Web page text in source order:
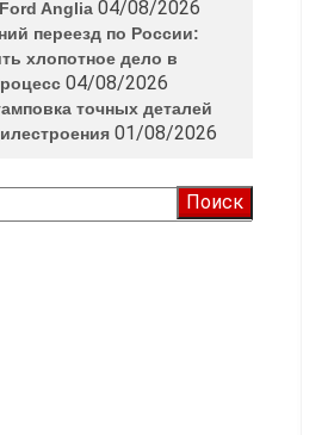
Anglia 04/08/2026
переезд по России:
хлопотное дело в
04/08/2026
точных деталей
01/08/2026